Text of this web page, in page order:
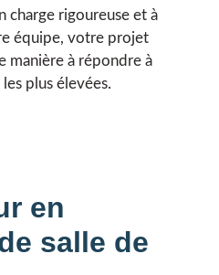
charge rigoureuse et à
équipe, votre projet
manière à répondre à
plus élevées.
en
salle de